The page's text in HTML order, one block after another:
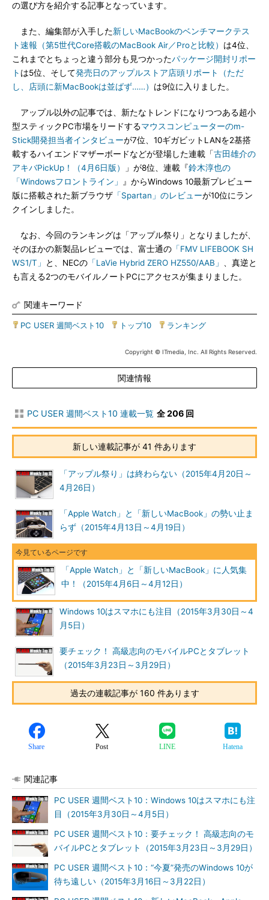
の選び方を紹介する記事となっています。
また、編集部が入手した新しいMacBookのベンチマークテス
ト速報（第5世代Core搭載のMacBook Air／Proと比較） は4位、
これまでとちょっと違う部分も見つかったパッケージ開封リポー
ト は5位、そして発売日のアップルストア店頭リポート（ただ
し、店頭に新MacBookは並ばず……） は9位に入りました。
アップル以外の記事では、新たなトレンドになりつつある超小
型スティックPC市場をリードするマウスコンピューターのm-
Stick開発担当者インタビューが7位、10ギガビットLANを2基搭
載するハイエンドマザーボードなどが登場した連載「古田雄介の
アキバPickUp！（4月6日版）
」が8位、連載『鈴木淳也の
「Windowsフロントライン」
』からWindows 10最新プレビュー
版に搭載された新ブラウザ 「Spartan」のレビューが10位にラン
クインしました。
なお、今回のランキングは「アップル祭り」となりましたが、
そのほかの新製品レビューでは、富士通の 「FMV LIFEBOOK SH
WS1/T」
と、NECの 「LaVie Hybrid ZERO HZ550/AAB」
、真逆と
も言える2つのモバイルノートPCにアクセスが集まりました。
関連キーワード
PC USER 週間ベスト10 トップ10 ランキング
Copyright © ITmedia, Inc. All Rights Reserved.
関連情報
PC USER 週間ベスト10 連載一覧 全 206 回
新しい連載記事が 41 件あります
「アップル祭り」は終わらない（2015年4月20日～
4月26日）
「Apple Watch」と「新しいMacBook」の勢い止ま
らず（2015年4月13日～4月19日）
「Apple Watch」と「新しいMacBook」に人気集
中！（2015年4月6日～4月12日）
Windows 10はスマホにも注目（2015年3月30日～4
月5日）
要チェック！ 高級志向のモバイルPCとタブレット
（2015年3月23日～3月29日）
過去の連載記事が 160 件あります
Share Post LINE Hatena
関連記事
PC USER 週間ベスト10：Windows 10はスマホにも注
目（2015年3月30日～4月5日）
PC USER 週間ベスト10：要チェック！ 高級志向のモ
バイルPCとタブレット（2015年3月23日～3月29日）
PC USER 週間ベスト10：“今夏”発売のWindows 10が
待ち遠しい（2015年3月16日～3月22日）